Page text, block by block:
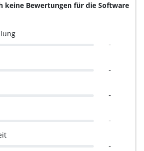
keine Bewertungen für die Software
-
-
-
-
-